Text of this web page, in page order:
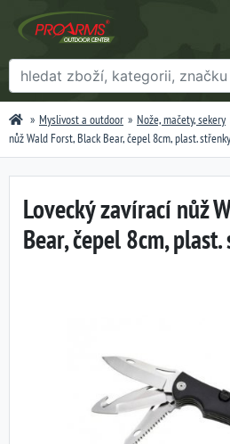
Myslivost a outdoor Nože, mačety, sekery
nůž Wald Forst, Black Bear, čepel 8cm, plast. střenky
Lovecký zavírací nůž
Bear, čepel 8cm,